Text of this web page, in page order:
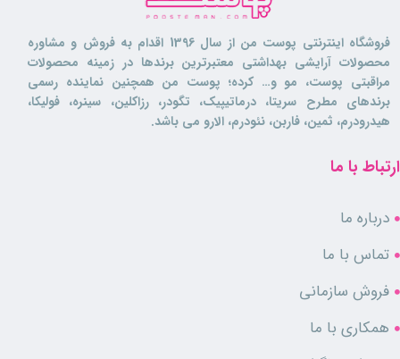
فروشگاه اینترنتی پوست من از سال 1396 اقدام به فروش و مشاوره
محصولات آرایشی بهداشتی معتبرترین برندها در زمینه محصولات
مراقبتی پوست، مو و… کرده؛ پوست من همچنین نماینده رسمی
برندهای مطرح سریتا، درماتیپیک، تگودر، رزاکلین، سینره، فولیکا،
هیدرودرم، ثمین، فاربن، نئودرم، الارو می باشد.
ارتباط با ما
درباره ما
تماس با ما
فروش سازمانی
همکاری با ما